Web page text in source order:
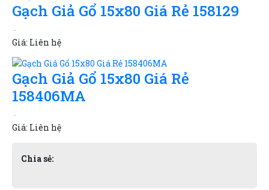
Gạch Giả Gổ 15x80 Giá Rẻ 158129
Giá: Liên hệ
Gạch Giả Gổ 15x80 Giá Rẻ
158406MA
Giá: Liên hệ
Chia sẻ: